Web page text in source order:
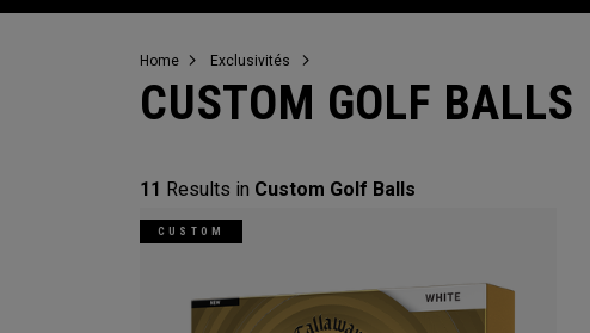
Home Exclusivités
CUSTOM GOLF BALLS
11 Results in Custom Golf Balls
CUSTOM